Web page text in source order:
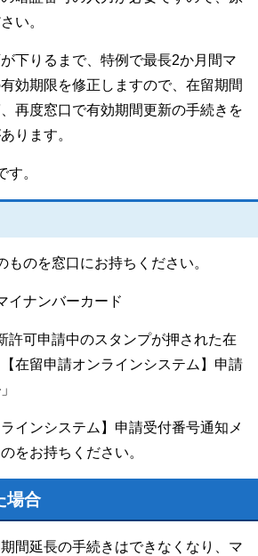
い。
下りるまで、特例で最長2か月間マ
効期限を修正しますので、在留期間
再度窓口で有効期間更新の手続きを
ります。
。
ものを窓口にお持ちください。
イナンバーカード
許可申請中のスタンプが押された在
在留申請オンラインシステム】申請
インシステム】申請受付番号通知メ
をお持ちください。
場合
間延長の手続きはできなくなり、マ